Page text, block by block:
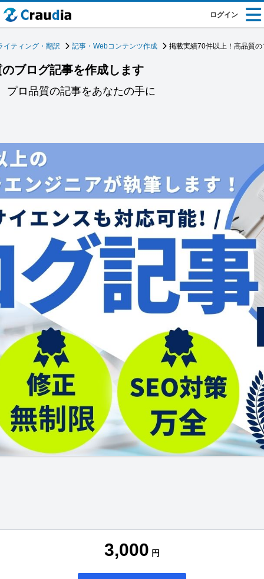
ログイン
イティング・翻訳 記事・Webコンテンツ作成 掲載実績70件以上！高品質
ブログ記事を作成します
プロ品質の記事をあなたの手に
3,000 円